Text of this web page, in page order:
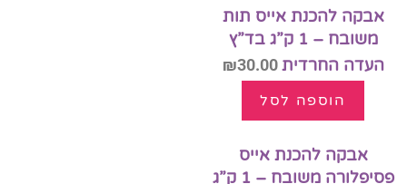
אבקה להכנת אייס תות
משובח – 1 ק”ג בד”ץ
העדה החרדית
₪30.00
הוספה לסל
אבקה להכנת אייס
פסיפלורה משובח – 1 ק”ג